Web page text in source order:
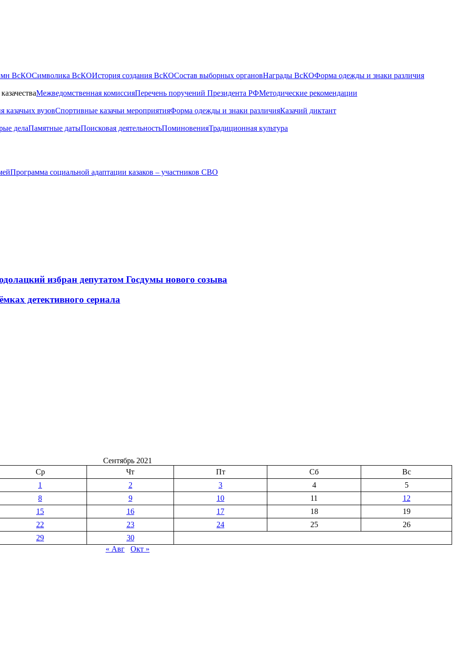
ВсКОСимволика ВсКОИстория создания ВсКОСостав выборных органовНаграды ВсКОФорма одежды и знаки различия
Межведомственная комиссияПеречень поручений Президента РФМетодические рекомендации
казачьих вузовСпортивные казачьи мероприятияФорма одежды и знаки различияКазачий диктант
делаПамятные датыПоисковая деятельностьПоминовенияТрадиционная культура
Программа социальной адаптации казаков – участников СВО
избран депутатом Госдумы нового созыва
детективного сериала
Сентябрь 2021
Ср Чт Пт Сб
Вс
1
2 3 4
5
8 9 10 11
12
15 16 17 18
19
22 23 24 25
26
29
30
« Авг
Окт »